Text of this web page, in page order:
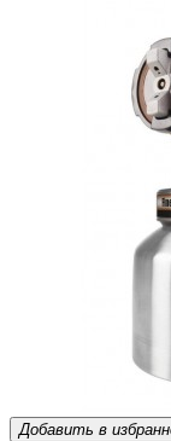
Добавить в